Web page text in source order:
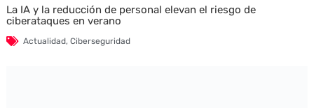
La IA y la reducción de personal elevan el riesgo de
ciberataques en verano
Actualidad, Ciberseguridad